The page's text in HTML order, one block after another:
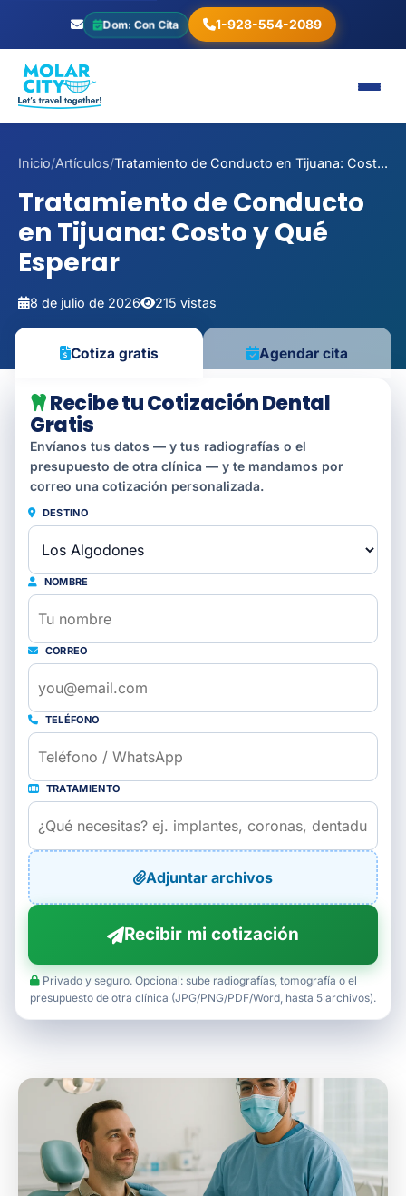
Dom: Con Cita 1-928-554-2089
Inicio/Artículos/Tratamiento de Conducto en Tijuana: Cost...
Tratamiento de Conducto
en Tijuana: Costo y Qué
Esperar
8 de julio de 2026 215 vistas
Cotiza gratis Agendar cita
Recibe tu Cotización Dental
Gratis
Envíanos tus datos — y tus radiografías o el
presupuesto de otra clínica — y te mandamos por
correo una cotización personalizada.
DESTINO
NOMBRE
CORREO
TELÉFONO
TRATAMIENTO
Adjuntar archivos
Recibir mi cotización
Privado y seguro. Opcional: sube radiografías, tomografía o el
presupuesto de otra clínica (JPG/PNG/PDF/Word, hasta 5 archivos).